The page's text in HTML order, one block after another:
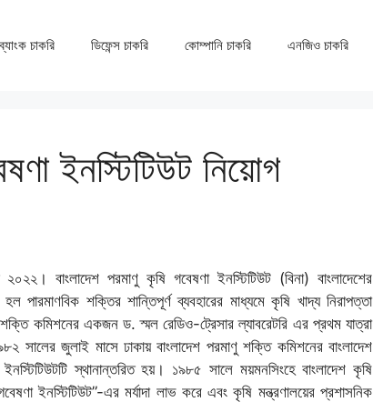
ব্যাংক চাকরি ডিফেন্স চাকরি কোম্পানি চাকরি এনজিও চাকরি
ইনস্টিটিউট নিয়োগ
বাংলাদেশ পরমাণু কৃষি গবেষণা ইনস্টিটিউট (বিনা) বাংলাদেশের
শক্তির শান্তিপূর্ণ ব্যবহারের মাধ্যমে কৃষি খাদ্য নিরাপত্তা
কমিশনের একজন ড. স্মল রেডিও-ট্রেসার ল্যাবরেটরি এর প্রথম যাত্রা
জুলাই মাসে ঢাকায় বাংলাদেশ পরমাণু শক্তি কমিশনের বাংলাদেশ
স্থানান্তরিত হয়। ১৯৮৫ সালে ময়মনসিংহে বাংলাদেশ কৃষি
ইনস্টিটিউট”-এর মর্যাদা লাভ করে এবং কৃষি মন্ত্রণালয়ের প্রশাসনিক